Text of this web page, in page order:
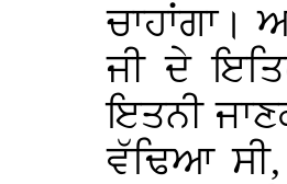
ਚਾਹਾਂਗਾ।
ਜੀ ਦੇ
ਇਤਨੀ
ਵੱਢਿਆ